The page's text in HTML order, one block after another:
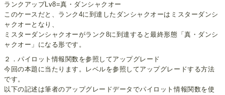
ランクアップLv8=真・ダンシャクオー
このケースだと、ランク4に到達したダンシャクオーはミスターダンシ
ャクオーとなり、
ミスターダンシャクオーがランク8に到達すると最終形態「真・ダンシ
ャクオー」になる形です。
２．パイロット情報関数を参照してアップグレード
今回の本題に当たります。レベルを参照してアップグレードする方法
です。
以下の記述は筆者のアップグレードデータでパイロット情報関数を使